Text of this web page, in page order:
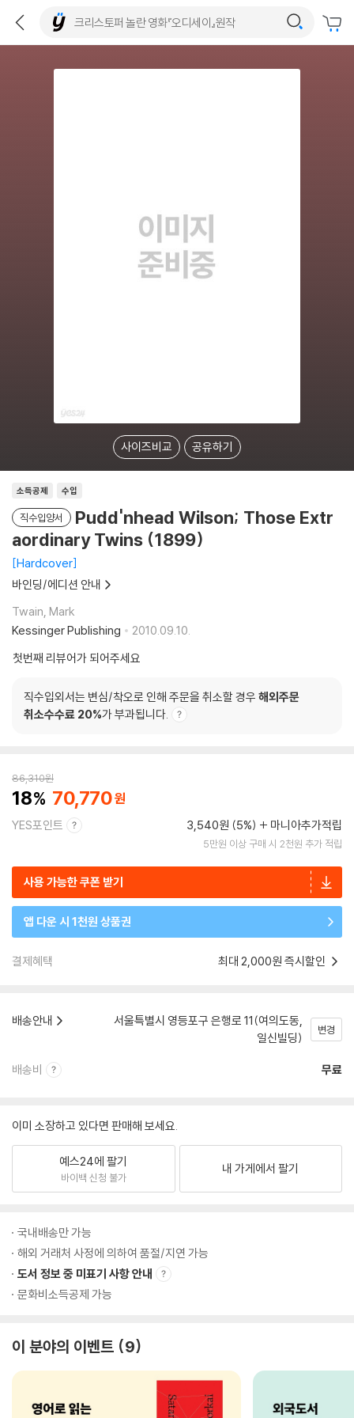
사이즈비교 공유하기
소득공제 수입
직수입양서
Pudd'nhead Wilson; Those Extr
aordinary Twins (1899)
Hardcover
바인딩/에디션 안내
Twain, Mark
Kessinger Publishing
2010.09.10.
첫번째 리뷰어가 되어주세요
직수입외서는 변심/착오로 인해 주문을 취소할 경우 해외주문
취소수수료 20%가 부과됩니다.
86,310원
18 70,770
YES포인트 3,540원 (5%) 마니아추가적립
5만원 이상 구매 시 2천원 추가 적립
사용 가능한 쿠폰 받기
앱 다운 시 1천원 상품권
결제혜택 최대 2,000원 즉시할인
배송안내
서울특별시 영등포구 은행로 11(여의도동,
일신빌딩)
변경
배송비 무료
이미 소장하고 있다면 판매해 보세요.
예스24에 팔기
바이백 신청 불가
내 가게에서 팔기
국내배송만 가능
해외 거래처 사정에 의하여 품절/지연 가능
도서 정보 중 미표기 사항 안내
문화비소득공제 가능
이 분야의 이벤트 9